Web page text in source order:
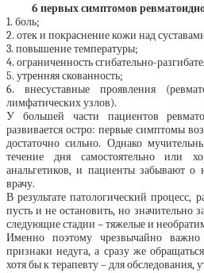
6 первых симптомов
1. боль;
2. отек и покраснение кожи над
3. повышение температуры;
4. ограниченность сгибательно-
5. утренняя скованность;
6. внесуставные проявления
лимфатических узлов).
У большей части пациентов
развивается остро: первые симптомы
достаточно сильно. Однако
течение дня самостоятельно или
анальгетиков, и пациенты забывают
врачу.
В результате патологический процесс,
пусть и не остановить, но значительно
следующие стадии – тяжелые и
Именно поэтому чрезвычайно важно
признаки недуга, а сразу же
хотя бы к терапевту – для обследования,